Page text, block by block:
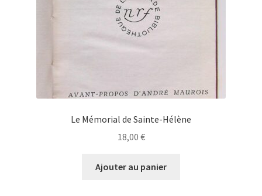
Le Mémorial de Sainte-Hélène
18,00 €
Ajouter au panier